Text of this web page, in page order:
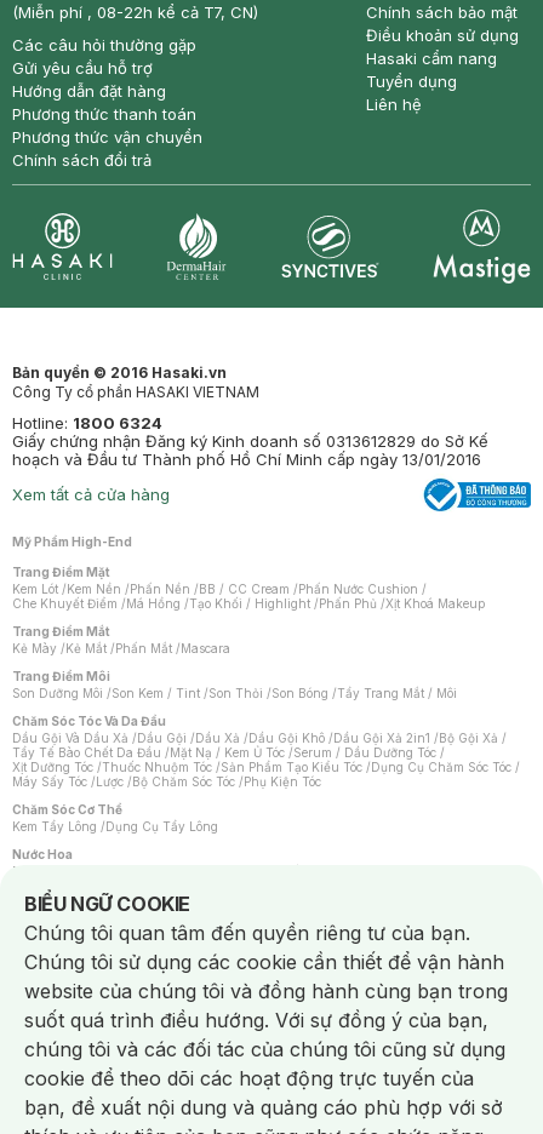
(Miễn phí , 08-22h kể cả T7, CN)
Các câu hỏi thường gặp
Gửi yêu cầu hỗ trợ
Hướng dẫn đặt hàng
Phương thức thanh toán
Phương thức vận chuyển
Chính sách đổi trả
Chính sách bảo mật
Điều khoản sử dụng
Hasaki cẩm nang
Tuyển dụng
Liên hệ
Bản quyền © 2016 Hasaki.vn
Công Ty cổ phần HASAKI VIETNAM
Hotline: 1800 6324
Giấy chứng nhận Đăng ký Kinh doanh số 0313612829 do Sở Kế
hoạch và Đầu tư Thành phố Hồ Chí Minh cấp ngày 13/01/2016
Xem tất cả cửa hàng
Mỹ Phẩm High-End
Trang Điểm Mặt
Kem Lót /Kem Nền /Phấn Nền /BB / CC Cream /Phấn Nước Cushion /
Che Khuyết Điểm /Má Hồng /Tạo Khối / Highlight /Phấn Phủ /Xịt Khoá Makeup
Trang Điểm Mắt
Kẻ Mày /Kẻ Mắt /Phấn Mắt /Mascara
Trang Điểm Môi
Son Dưỡng Môi /Son Kem / Tint /Son Thỏi /Son Bóng /Tẩy Trang Mắt / Môi
Chăm Sóc Tóc Và Da Đầu
Dầu Gội Và Dầu Xả /Dầu Gội /Dầu Xả /Dầu Gội Khô /Dầu Gội Xả 2in1 /Bộ Gội Xả /
Tẩy Tế Bào Chết Da Đầu /Mặt Nạ / Kem Ủ Tóc /Serum / Dầu Dưỡng Tóc /
Xịt Dưỡng Tóc /Thuốc Nhuộm Tóc /Sản Phẩm Tạo Kiểu Tóc /Dụng Cụ Chăm Sóc Tóc /
Máy Sấy Tóc /Lược /Bộ Chăm Sóc Tóc /Phụ Kiện Tóc
Chăm Sóc Cơ Thể
Kem Tẩy Lông /Dụng Cụ Tẩy Lông
Nước Hoa
Nước Hoa Nữ
Chăm Sóc Cá Nhân
Chống Muỗi /Khẩu Trang /Máy Massage/Mặt Nạ Xông Hơi /Nước Rửa Tay/
Sản Phẩm Chăm Sóc Khác /Bàn Chải Đánh Răng /Bàn Chải Điện/
Hỗ Trợ Trắng Răng/Kem Đánh Răng /Máy Tăm Nước/ Nước Súc Miệng/
Tăm / Chỉ Nha Khoa/ Xịt Thơm Miệng / Dung Dịch Vệ Sinh/Dưỡng Vùng Kín/
Khăn Ướt Vệ Sinh Vùng Kín/Băng Vệ Sinh/Tampon/Bọt Cạo Râu /Dao Cạo Râu/
Máy Cạo Râu
Vấn Đề Về Da
Da Dầu / Lỗ Chân Lông To/ Da Khô / Mất Nước/ Da Lão Hóa/ Da Mụn/
Da Nhạy Cảm / Kích Ứng
Da Xỉn Màu Thâm / Nám / Tàn Nhang
Quầng Thâm & Bọng Mắt /Sẹo /Viêm Da Cơ Địa
Dụng Cụ / Phụ Kiện Chăm Sóc Da
Bông Tẩy Trang
Khăn Lau Mặt Khô Dụng Cụ / Máy Rửa Mặt Máy Chăm Sóc Da
BIỂU NGỮ COOKIE
Notice about cookies usage
Chúng tôi quan tâm đến quyền riêng tư của bạn.
Chúng tôi sử dụng các cookie cần thiết để vận hành
website của chúng tôi và đồng hành cùng bạn trong
suốt quá trình điều hướng. Với sự đồng ý của bạn,
chúng tôi và các đối tác của chúng tôi cũng sử dụng
cookie để theo dõi các hoạt động trực tuyến của
bạn, đề xuất nội dung và quảng cáo phù hợp với sở